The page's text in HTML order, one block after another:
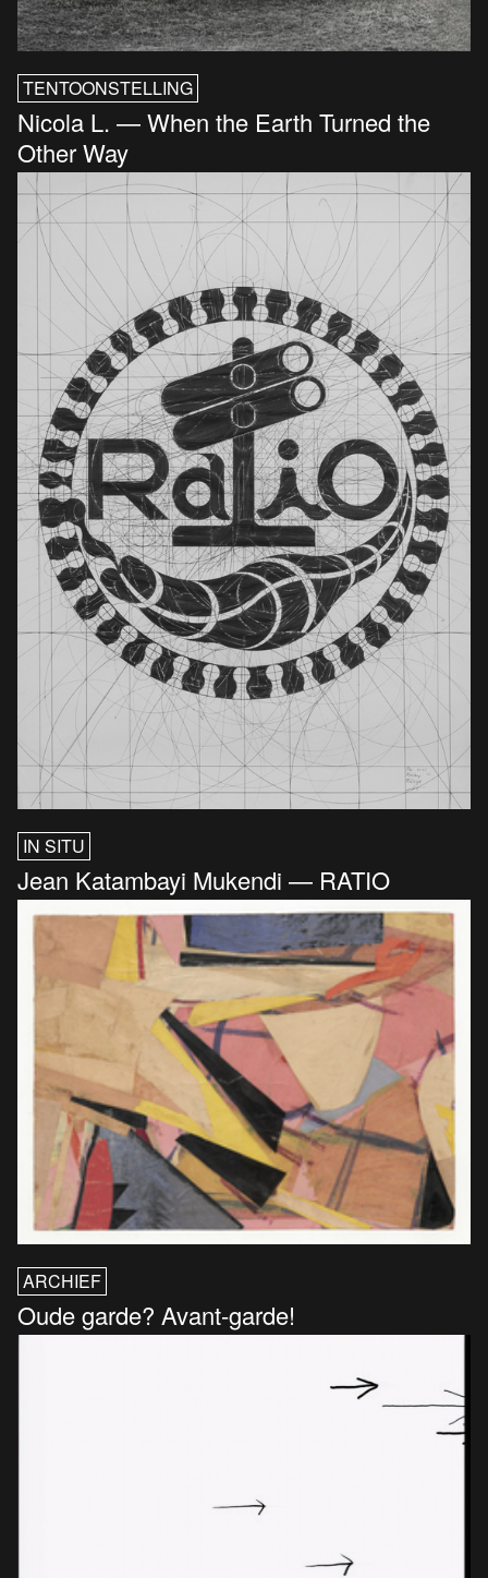
TENTOONSTELLING
Nicola L. — When the Earth Turned the
Other Way
IN SITU
Jean Katambayi Mukendi — RATIO
ARCHIEF
Oude garde? Avant-garde!